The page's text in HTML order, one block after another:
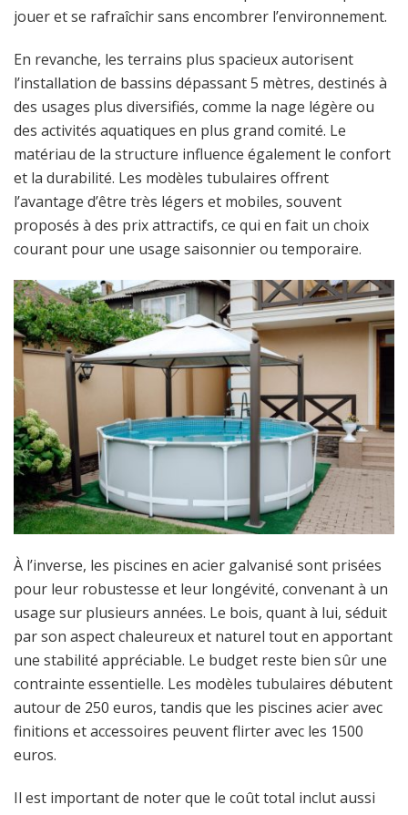
jouer et se rafraîchir sans encombrer l’environnement.
En revanche, les terrains plus spacieux autorisent
l’installation de bassins dépassant 5 mètres, destinés à
des usages plus diversifiés, comme la nage légère ou
des activités aquatiques en plus grand comité. Le
matériau de la structure influence également le confort
et la durabilité. Les modèles tubulaires offrent
l’avantage d’être très légers et mobiles, souvent
proposés à des prix attractifs, ce qui en fait un choix
courant pour une usage saisonnier ou temporaire.
À l’inverse, les piscines en acier galvanisé sont prisées
pour leur robustesse et leur longévité, convenant à un
usage sur plusieurs années. Le bois, quant à lui, séduit
par son aspect chaleureux et naturel tout en apportant
une stabilité appréciable. Le budget reste bien sûr une
contrainte essentielle. Les modèles tubulaires débutent
autour de 250 euros, tandis que les piscines acier avec
finitions et accessoires peuvent flirter avec les 1500
euros.
Il est important de noter que le coût total inclut aussi